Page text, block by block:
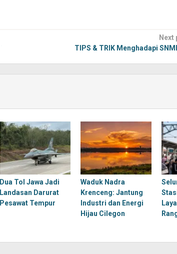
Next
TIPS & TRIK Menghadapi
Dua Tol Jawa Jadi
Landasan Darurat
Pesawat Tempur
Waduk Nadra
Krenceng: Jantung
Industri dan Energi
Hijau Cilegon